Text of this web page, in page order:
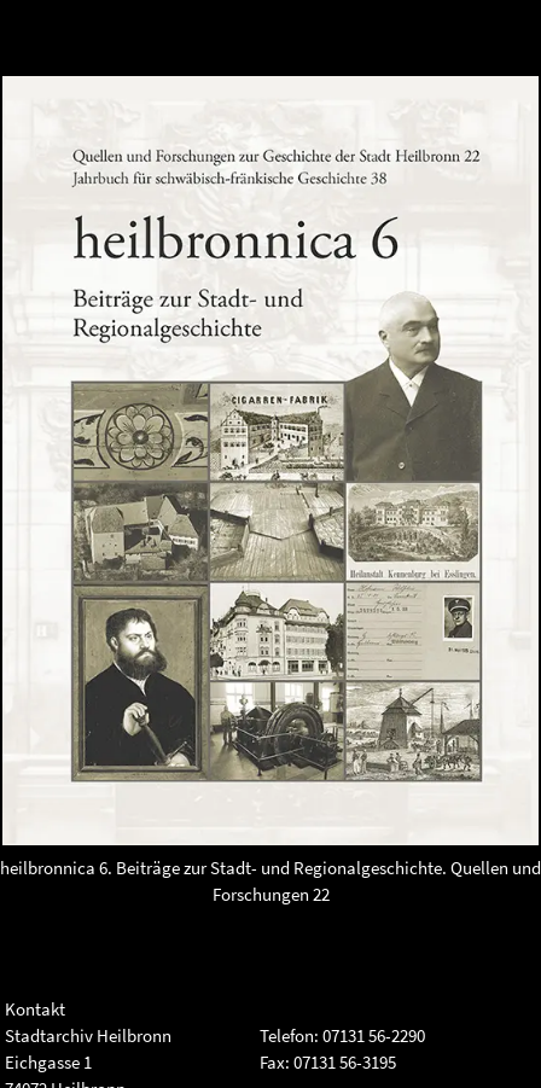
heilbronnica 6. Beiträge zur Stadt- und Regionalgeschichte. Quellen und
Forschungen 22
Kontakt
Stadtarchiv Heilbronn
Eichgasse 1
Telefon: 07131 56-2290
Fax: 07131 56-3195